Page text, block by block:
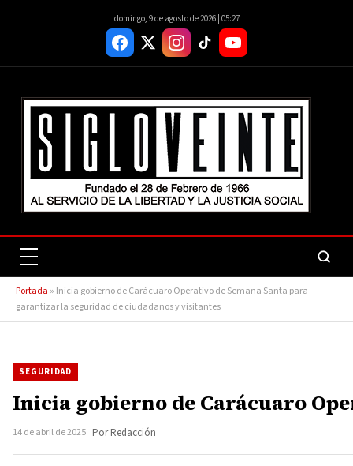
domingo, 9 de agosto de 2026 | 05:27
Portada » Inicia gobierno de Carácuaro Operativo de Semana Santa para
garantizar la seguridad de ciudadanos y visitantes
SEGURIDAD
Inicia gobierno de Carácuaro
14 de abril de 2025 Por Redacción